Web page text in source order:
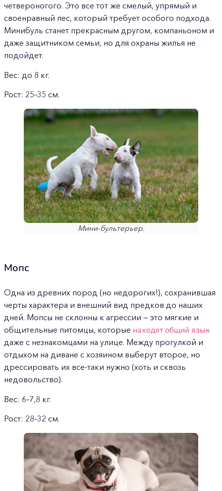
четвероногого. Это все тот же смелый, упрямый и
своенравный пес, который требует особого подхода.
Минибуль станет прекрасным другом, компаньоном и
даже защитником семьи, но для охраны жилья не
подойдет.
Вес: до 8 кг.
Рост: 25–35 см.
Мини-бультерьер.
Мопс
Одна из древних пород (но недорогих!), сохранившая
черты характера и внешний вид предков до наших
дней. Мопсы не склонны к агрессии — это мягкие и
общительные питомцы, которые находят общий язык
даже с незнакомцами на улице. Между прогулкой и
отдыхом на диване с хозяином выберут второе, но
дрессировать их все-таки нужно (хоть и сквозь
недовольство).
Вес: 6–7,8 кг.
Рост: 28–32 см.